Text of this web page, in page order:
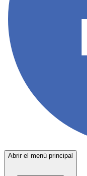
Abrir el menú principal